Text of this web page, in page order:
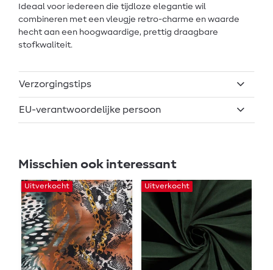
Ideaal voor iedereen die tijdloze elegantie wil
combineren met een vleugje retro-charme en waarde
hecht aan een hoogwaardige, prettig draagbare
stofkwaliteit.
Verzorgingstips
EU-verantwoordelijke persoon
Misschien ook interessant
Uitverkocht Uitverkocht